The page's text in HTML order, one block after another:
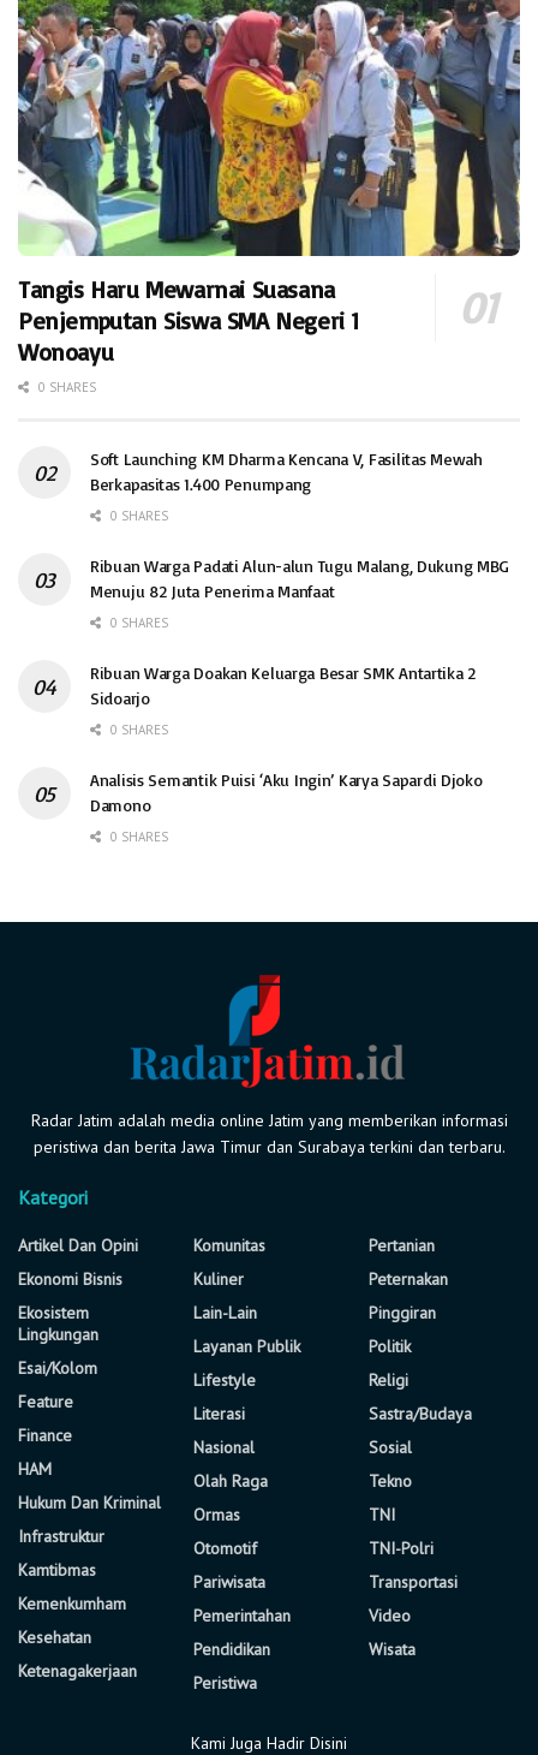
Tangis Haru Mewarnai Suasana
Penjemputan Siswa SMA Negeri 1
Wonoayu
0 SHARES
Soft Launching KM Dharma Kencana V, Fasilitas Mewah
Berkapasitas 1.400 Penumpang
0 SHARES
Ribuan Warga Padati Alun-alun Tugu Malang, Dukung MBG
Menuju 82 Juta Penerima Manfaat
0 SHARES
Ribuan Warga Doakan Keluarga Besar SMK Antartika 2
Sidoarjo
0 SHARES
Analisis Semantik Puisi ‘Aku Ingin’ Karya Sapardi Djoko
Damono
0 SHARES
Radar Jatim adalah media online Jatim yang memberikan informasi
peristiwa dan berita Jawa Timur dan Surabaya terkini dan terbaru.
Kategori
Artikel Dan Opini
Ekonomi Bisnis
Ekosistem
Lingkungan
Esai/Kolom
Feature
Finance
HAM
Hukum Dan Kriminal
Infrastruktur
Kamtibmas
Kemenkumham
Kesehatan
Ketenagakerjaan
Komunitas
Kuliner
Lain-Lain
Layanan Publik
Lifestyle
Literasi
Nasional
Olah Raga
Ormas
Otomotif
Pariwisata
Pemerintahan
Pendidikan
Peristiwa
Pertanian
Peternakan
Pinggiran
Politik
Religi
Sastra/Budaya
Sosial
Tekno
TNI
TNI-Polri
Transportasi
Video
Wisata
Kami Juga Hadir Disini